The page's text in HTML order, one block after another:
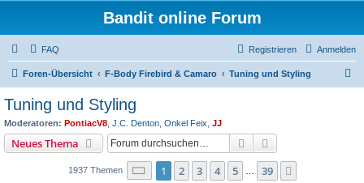
Bandit online Forum
FAQ Anmelden
Registrieren
Foren-Übersicht F-Body Firebird & Camaro Tuning und Styling
Tuning und Styling
Moderatoren: PontiacV8 J.C. Denton Onkel Feix JJ
Neues Thema Suche
1937 Themen Seite 1von 39
1 2 3 4 5 39